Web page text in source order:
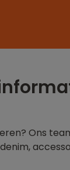
Ons